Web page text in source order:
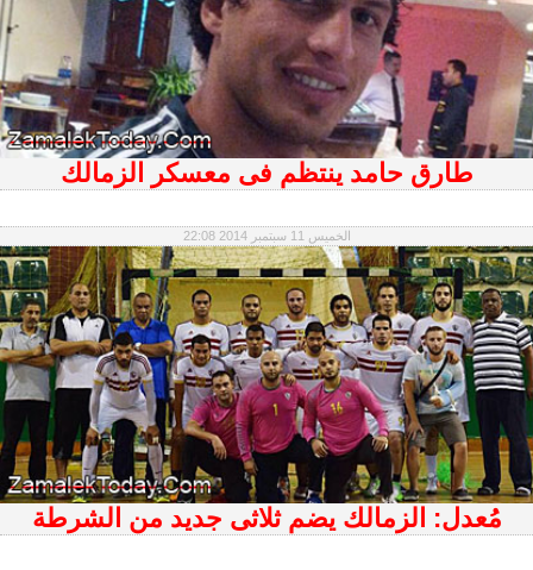
طارق حامد ينتظم فى معسكر الزمالك
الخميس 11 سبتمبر 2014 22:08
مُعدل: الزمالك يضم ثلاثى جديد من الشرطة